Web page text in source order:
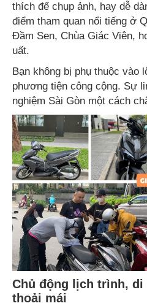
thích để chụp ảnh, hay dễ
điểm tham quan nổi tiếng ở
Đầm Sen, Chùa Giác Viên,
uất.
Bạn không bị phụ thuộc vào
phương tiện công cộng. Sự
nghiệm Sài Gòn một cách
Chủ động lịch trình,
thoải mái